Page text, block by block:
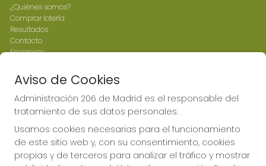
¿Quiénes somos?
Comprar lotería
Resultados
Contacto
Empresas
Peñas
Boletos digitales
Acceso
Registro
CONTACTO
ADMINISTRACION DE LOTERIAS: 206-MADRID - RECEPTOR
Aviso de Cookies
Administración 206 de Madrid es el responsable del
tratamiento de sus datos personales.
Usamos cookies necesarias para el funcionamiento
de este sitio web y, con su consentimiento, cookies
propias y de terceros para analizar el tráfico y mostrar